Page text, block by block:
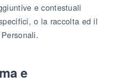
e contestuali
o la raccolta ed il
e